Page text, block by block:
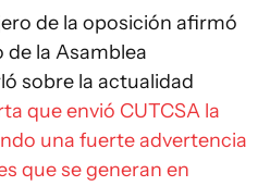
de la oposición afirmó
de la Asamblea
sobre la actualidad
que envió CUTCSA la
una fuerte advertencia
que se generan en